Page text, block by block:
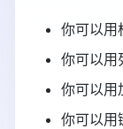
你可以用
你可以用
你可以用
你可以用